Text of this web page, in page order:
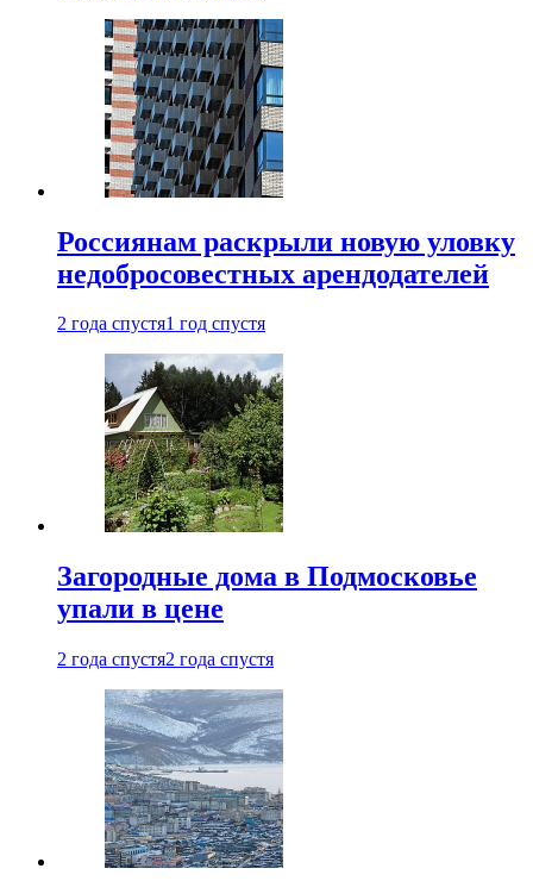
Россиянам раскрыли новую уловку
недобросовестных арендодателей
2 года спустя1 год спустя
Загородные дома в Подмосковье
упали в цене
2 года спустя2 года спустя